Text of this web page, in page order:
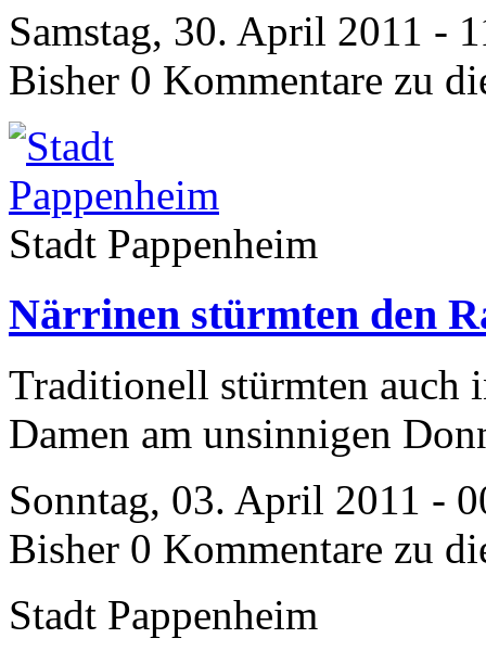
Samstag, 30. April 2011 -
Bisher 0 Kommentare zu
Stadt Pappenheim
Närrinen stürmten den
Traditionell stürmten auch
Damen am unsinnigen
Sonntag, 03. April 2011 -
Bisher 0 Kommentare zu
Stadt Pappenheim